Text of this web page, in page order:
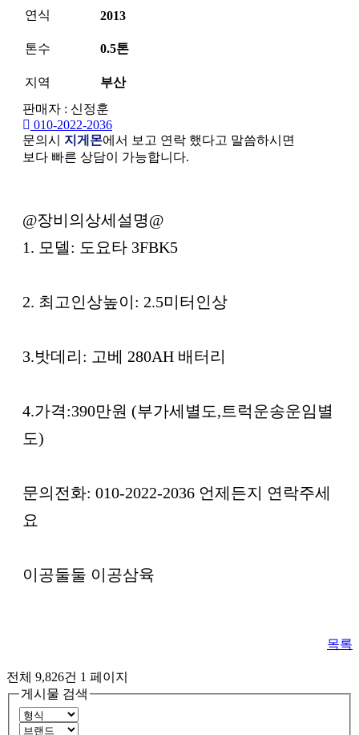
연식 2013
톤수 0.5톤
지역
부산
판매자 : 신정훈
010-2022-2036
문의시 지게몬에서 보고 연락 했다고 말씀하시면
보다 빠른 상담이 가능합니다.
본문
@장비의상세설명@
1. 모델: 도요타 3FBK5
2. 최고인상높이: 2.5미터인상
3.밧데리: 고베 280AH 배터리
4.가격:390만원 (부가세별도,트럭운송운임별
도)
문의전화: 010-2022-2036 언제든지 연락주세
요
이공둘둘 이공삼육
목록
전체 9,826건 1 페이지
게시물 검색